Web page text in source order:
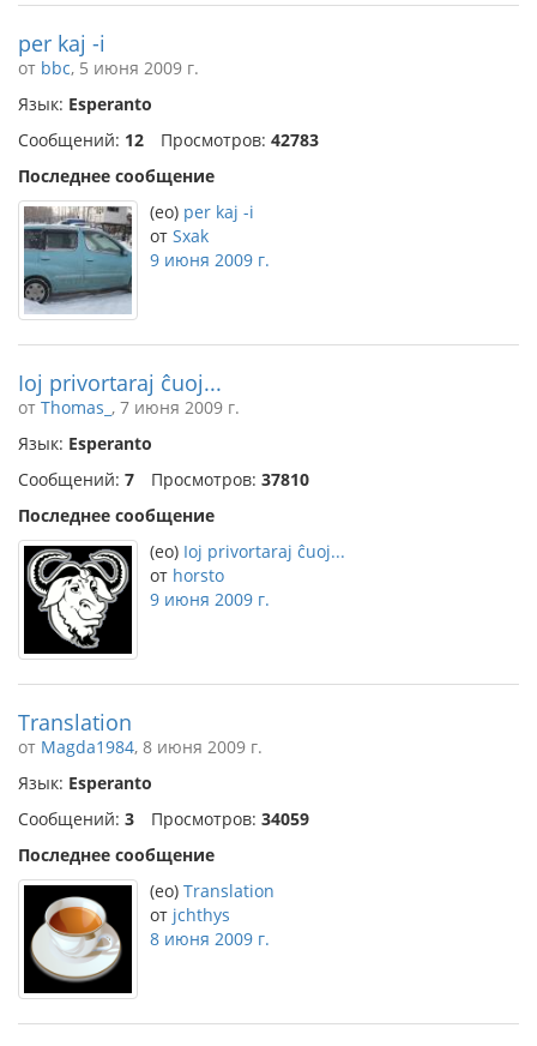
per kaj -i
от bbc, 5 июня 2009 г.
Язык: Esperanto
Сообщений: 12 Просмотров: 42783
Последнее сообщение
(eo) per kaj -i
от Sxak
9 июня 2009 г.
Ioj privortaraj ĉuoj...
от Thomas_ , 7 июня 2009 г.
Язык: Esperanto
Сообщений: 7 Просмотров: 37810
Последнее сообщение
(eo) Ioj privortaraj ĉuoj...
от horsto
9 июня 2009 г.
Translation
от Magda1984, 8 июня 2009 г.
Язык: Esperanto
Сообщений: 3 Просмотров: 34059
Последнее сообщение
(eo) Translation
от jchthys
8 июня 2009 г.